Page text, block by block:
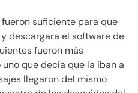
suficiente para que
descargara el software de
fueron más
que decía que la iban a
llegaron del mismo